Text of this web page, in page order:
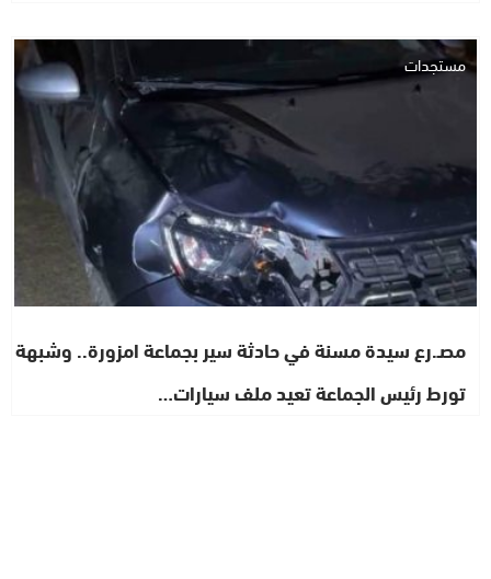
مستجدات
مصـ.رع سيدة مسنة في حادثة سير بجماعة امزورة.. وشبهة
تورط رئيس الجماعة تعيد ملف سيارات…